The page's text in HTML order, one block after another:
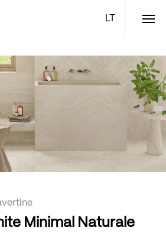
Minimal Naturale